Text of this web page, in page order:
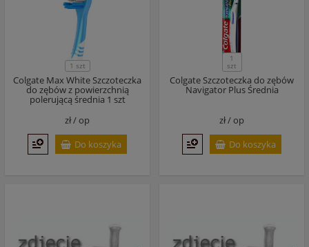
1 szt
Colgate Max White Szczoteczka
do zębów z powierzchnią
polerującą średnia 1 szt
zł /op
Do koszyka
1
szt
Colgate Szczoteczka do zębów
Navigator Plus Średnia
zł /op
Do koszyka